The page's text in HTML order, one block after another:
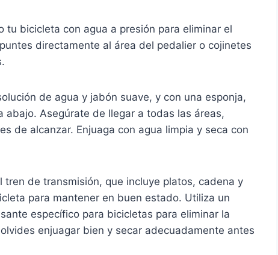
tu bicicleta con agua a presión para eliminar el
directamente al área del pedalier o cojinetes
de agua y jabón suave, y con una esponja,
abajo. Asegúrate de llegar a todas las áreas,
de alcanzar. Enjuaga con agua limpia y seca con
de transmisión, que incluye platos, cadena y
para mantener en buen estado. Utiliza un
específico para bicicletas para eliminar la
enjuagar bien y secar adecuadamente antes